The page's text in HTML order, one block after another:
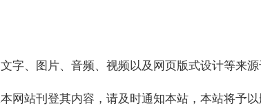
字、图片、音频、视频以及网页版式设计等来源
网站刊登其内容，请及时通知本站，本站将予